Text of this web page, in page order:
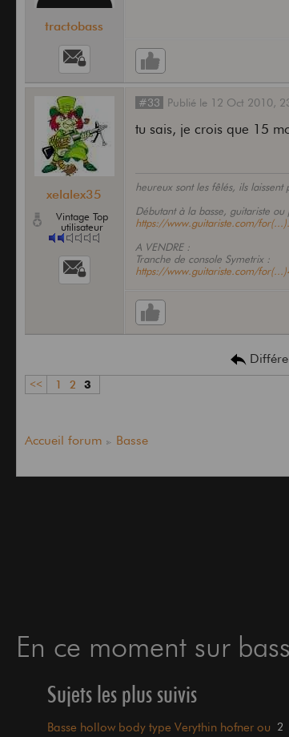
tractobass
xelalex35
Vintage Top
utilisateur
#33 Publié le 12 Oct 2010,
tu sais, je crois que 15
heureux sont les fêlés, ils
Débutant à la basse, guitariste ou
https://www.guitariste.com/
A VENDRE :
Tranche de console Symetrix :
https://www.guitariste.com/
<< 1 2
3
Accueil forum Basse
En ce moment sur
Sujets les plus suivis
Basse hollow body type Verythin hofner ou
2